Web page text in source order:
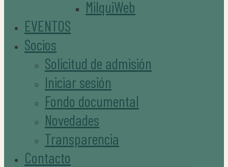
MilquiWeb
EVENTOS
Socios
Solicitud de admisión
Iniciar sesión
Fondo documental
Novedades
Transparencia
Contacto